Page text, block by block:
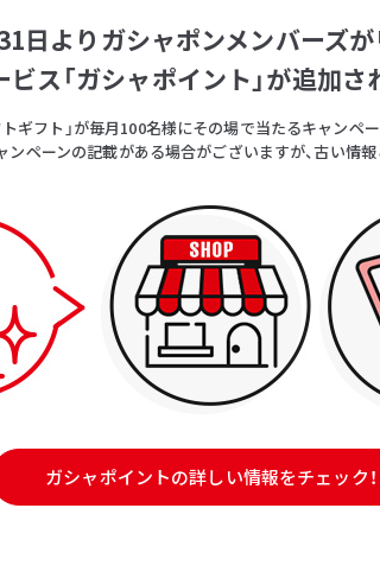
日よりガシャポンメンバーズが
ス「ガシャポイント」が追加さ
ギフト」が毎月100名様にその場で当たるキャンペ
ペーンの記載がある場合がございますが、古い情報
ガシャポイントの詳しい情報をチェック！